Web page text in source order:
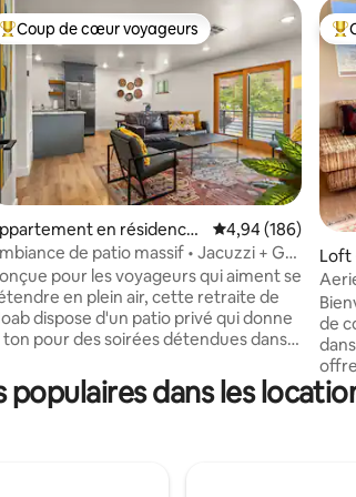
sur la base de 516 commentaires : 4,93
Coups de cœur voyageurs les plus appréciés
Coup de cœur voyageurs
en résidence
Évaluation
4,94 (186)
de patio massif • Jacuzzi + Grill
ville
pour les voyageurs qui aiment se
en plein air, cette retraite de
dispose d'un patio privé qui donne
ton pour des soirées détendues dans
Canyonlands et le centre-ville de
à quelques minutes, puis revenez
Loft
de
de
populaires dans les